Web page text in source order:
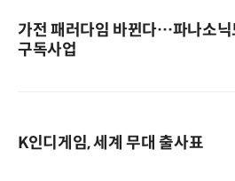
가전 패러다임 바뀐다…파나소닉
구독사업
K인디게임, 세계 무대 출사표